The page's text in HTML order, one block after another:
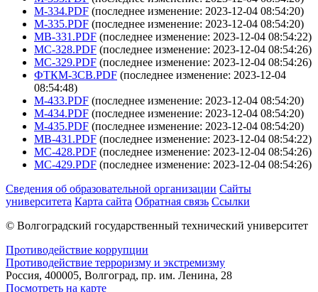
М-334.PDF (последнее изменение: 2023-12-04 08:54:20)
М-335.PDF (последнее изменение: 2023-12-04 08:54:20)
МВ-331.PDF (последнее изменение: 2023-12-04 08:54:22)
МС-328.PDF (последнее изменение: 2023-12-04 08:54:26)
МС-329.PDF (последнее изменение: 2023-12-04 08:54:26)
ФТКМ-3СВ.PDF (последнее изменение: 2023-12-04
08:54:48)
М-433.PDF (последнее изменение: 2023-12-04 08:54:20)
М-434.PDF (последнее изменение: 2023-12-04 08:54:20)
М-435.PDF (последнее изменение: 2023-12-04 08:54:20)
МВ-431.PDF (последнее изменение: 2023-12-04 08:54:22)
МС-428.PDF (последнее изменение: 2023-12-04 08:54:26)
МС-429.PDF (последнее изменение: 2023-12-04 08:54:26)
Сведения об образовательной организации Сайты
университета Карта сайта Обратная связь Ссылки
© Волгоградский государственный технический университет
Противодействие коррупции
Противодействие терроризму и экстремизму
Россия, 400005, Волгоград, пр. им. Ленина, 28
Посмотреть на карте